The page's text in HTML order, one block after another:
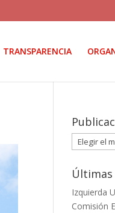
TRANSPARENCIA
Izquierda
Comisión